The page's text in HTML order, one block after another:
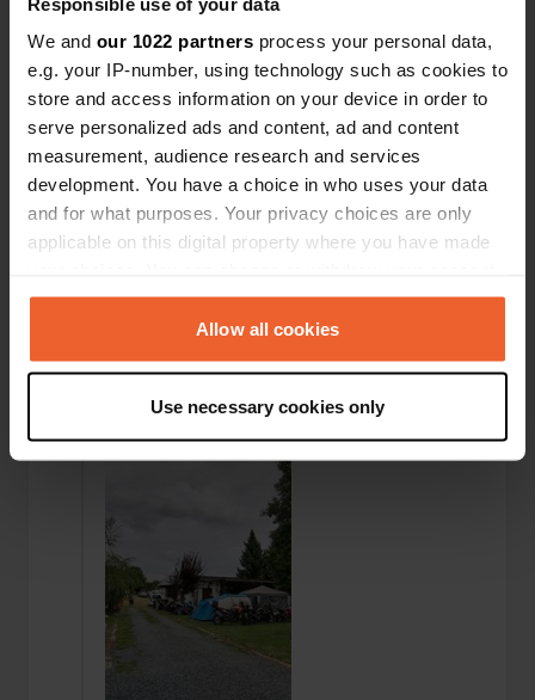
We and our 1022 partners process your personal data,
e.g. your IP-number, using technology such as cookies to
store and access information on your device in order to
serve personalized ads and content, ad and content
measurement, audience research and services
development. You have a choice in who uses your data
and for what purposes. Your privacy choices are only
applicable on this digital property where you have made
any time from the Cookie Declaration or by clicking on
the Privacy trigger icon.
Collect information about your geographical location
which can be accurate to within several meters
Identify your device by actively scanning it for
specific characteristics (fingerprinting)
Find out more about how your personal data is processed
and set your preferences in the
We use cookies to personalise content and ads, to
provide social media features and to analyse our traffic.
Allow all cookies
Use necessary cookies only
igienici sono molto buoni e puliti. Siamo rimasti
Tradotto da Google Mostra originale
Ho recensito una posizione—circa 2 mesi fa
Sitecode:49957
Eravamo di passaggio diretti in Croazia e
abbiamo trovato il campeggio tramite l'app per
camper. Il contatto via email è stato molto
cordiale. Dopo aver versato un acconto, la
perfetto.
Tradotto da GoogleMostra originale
posizione
—fa